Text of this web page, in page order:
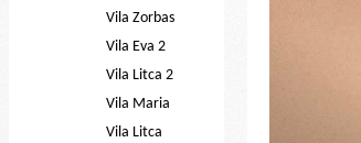
Vila Zorbas
Vila Eva 2
Vila Litca 2
Vila Maria
Vila Litca